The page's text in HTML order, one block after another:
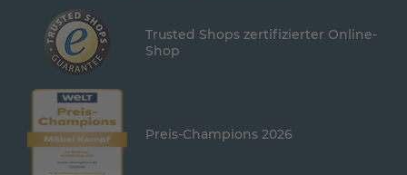
Trusted Shops zertifizierter Online-
Shop
Preis-Champions 2026